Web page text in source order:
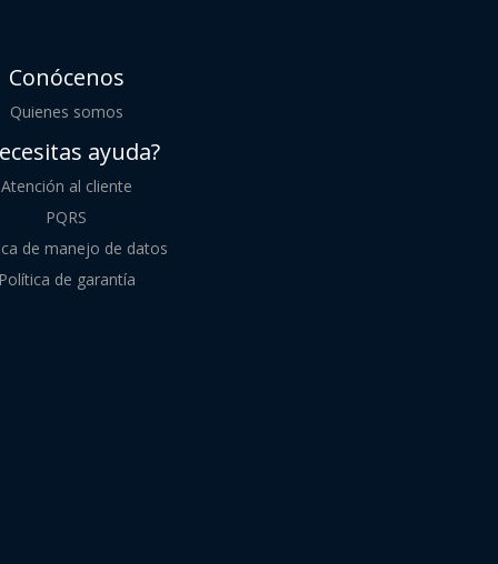
Conócenos
Quienes somos
ayuda?
Atención al cliente
PQRS
de manejo de datos
Política de garantía